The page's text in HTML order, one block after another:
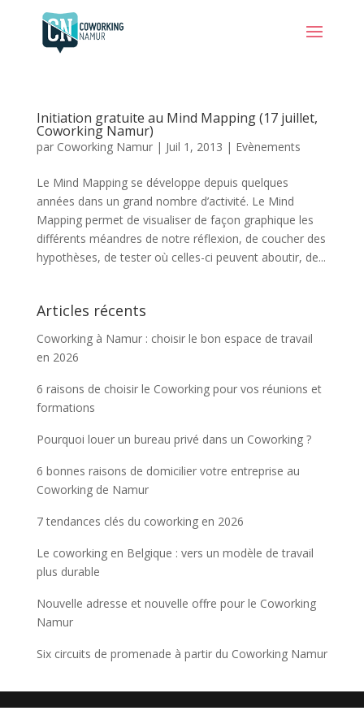
Initiation gratuite au Mind Mapping (17 juillet,
Coworking Namur)
par Coworking Namur| Juil 1, 2013 | Evènements
Le Mind Mapping se développe depuis quelques
années dans un grand nombre d’activité. Le Mind
Mapping permet de visualiser de façon graphique les
différents méandres de notre réflexion, de coucher des
hypothèses, de tester où celles-ci peuvent aboutir, de...
Articles récents
Coworking à Namur : choisir le bon espace de travail
en 2026
6 raisons de choisir le Coworking pour vos réunions et
formations
Pourquoi louer un bureau privé dans un Coworking ?
6 bonnes raisons de domicilier votre entreprise au
Coworking de Namur
7 tendances clés du coworking en 2026
Le coworking en Belgique : vers un modèle de travail
plus durable
Nouvelle adresse et nouvelle offre pour le Coworking
Namur
Six circuits de promenade à partir du Coworking Namur